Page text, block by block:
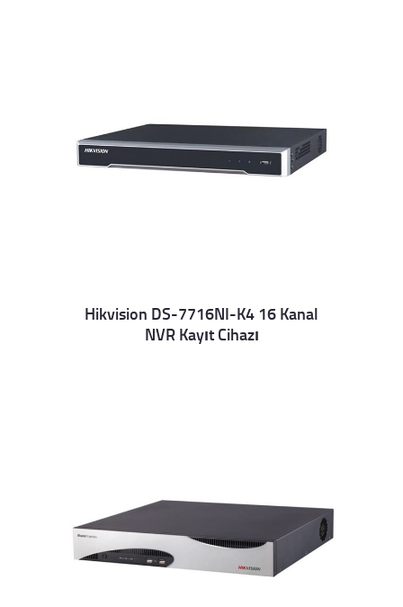
Details
Hikvision DS-7716NI-K4 16 Kanal
NVR Kayıt Cihazı